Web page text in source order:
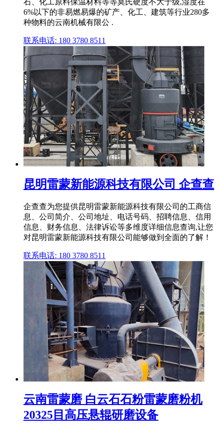
6%以下的非易燃易爆的矿产、化工、建筑等行业280多
种物料的云南机械有限公 .
联系电话: 180 3780 8511
昆明雷蒙新能源科技有限公司 企查查
企查查为您提供昆明雷蒙新能源科技有限公司的工商信
息、公司简介、公司地址、电话号码、招聘信息、信用
信息、财务信息、法律诉讼等多维度详细信息查询,让您
对昆明雷蒙新能源科技有限公司能够做到全面的了解！
联系电话: 180 3780 8511
云南雷蒙磨 白云石石粉雷蒙磨粉机
20325目高压悬辊研磨设备